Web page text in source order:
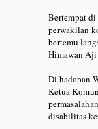
Bertempat
perwakilan
bertemu
Himawan Aji
Di hadapan
Ketua
disabilitas